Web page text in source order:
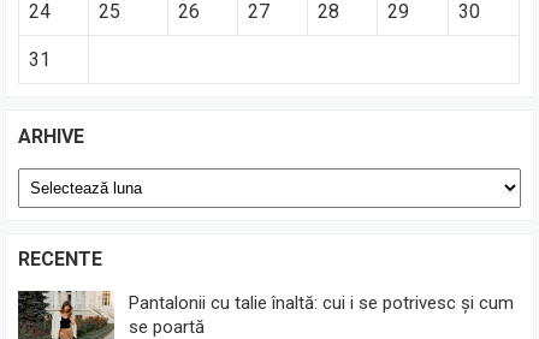
24 25 26 27 28 29 30
31
ARHIVE
Arhive
RECENTE
Pantalonii cu talie înaltă: cui i se potrivesc și cum
se poartă